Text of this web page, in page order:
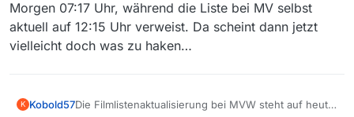
Morgen 07:17 Uhr, während die Liste bei MV selbst
aktuell auf 12:15 Uhr verweist. Da scheint dann jetzt
vielleicht doch was zu haken…
K Kobold57Die Filmlistenaktualisierung bei MVW steht auf heute